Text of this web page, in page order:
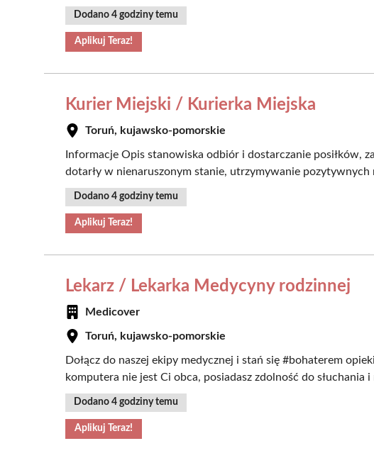
Dodano 4 godziny temu
Aplikuj Teraz!
Kurier Miejski / Kurierka Miejska
Toruń, kujawsko-pomorskie
Informacje Opis stanowiska odbiór i dostarczanie posiłków,
dotarły w nienaruszonym stanie, utrzymywanie pozytywnych
Dodano 4 godziny temu
Aplikuj Teraz!
Lekarz / Lekarka Medycyny rodzinnej
Medicover
Toruń, kujawsko-pomorskie
Dołącz do naszej ekipy medycznej i stań się #bohaterem
komputera nie jest Ci obca, posiadasz zdolność do słuchania i
Dodano 4 godziny temu
Aplikuj Teraz!